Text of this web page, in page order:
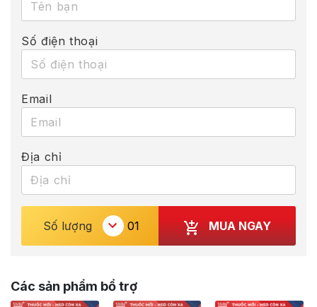
Số điện thoại
Email
Địa chỉ
Số lượng MUA NGAY
Các sản phẩm bổ trợ